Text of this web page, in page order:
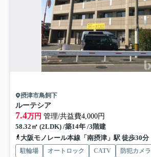
摂津市鳥飼下
ルーテシア
7.4万円 管理/共益費4,000円
58.32㎡ (2LDK) /築14年 /3階建
大阪モノレール本線「南摂津」駅 徒歩30分
駐輪場 オートロック CATV 防犯カメラ